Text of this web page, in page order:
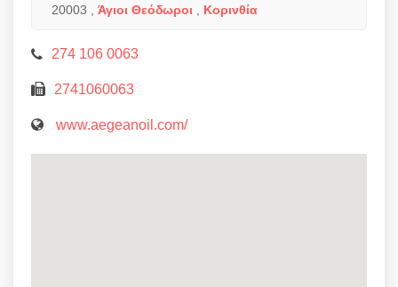
20003 Άγιοι Θεόδωροι Κορινθία
274 106 0063
2741060063
www.aegeanoil.com/